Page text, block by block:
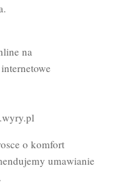
na
o komfort
umawianie